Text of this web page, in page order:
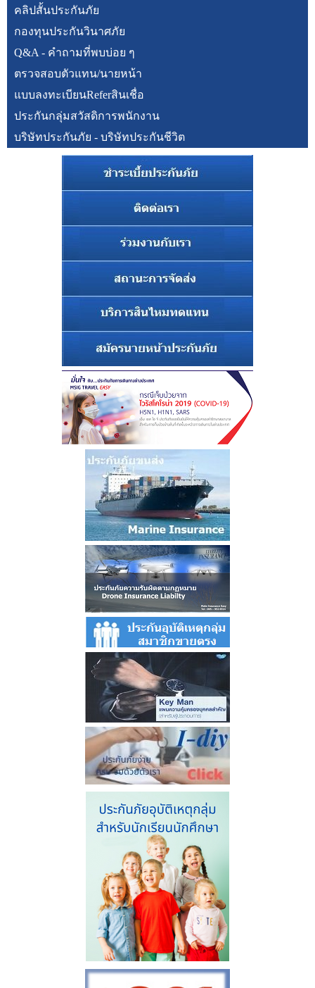
คลิปสั้นประกันภัย
กองทุนประกันวินาศภัย
Q&A - คำถามที่พบบ่อย ๆ
ตรวจสอบตัวแทน/นายหน้า
แบบลงทะเบียนReferสินเชื่อ
ประกันกลุ่มสวัสดิการพนักงาน
บริษัทประกันภัย - บริษัทประกันชีวิต